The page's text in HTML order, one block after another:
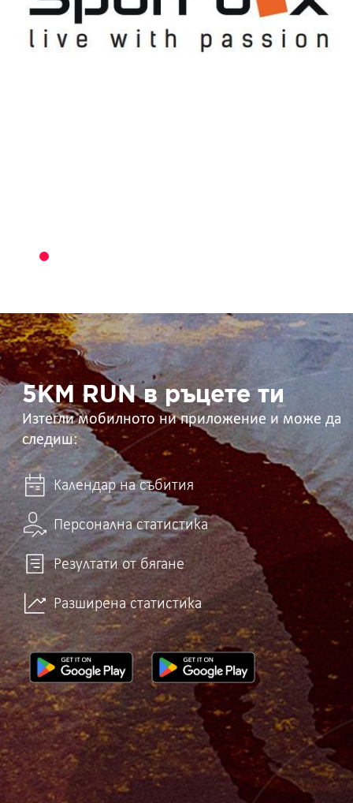
5KM
RUN
в
ръцете
ти 5KM RUN в ръцете ти
Изтегли мобилното ни приложение и може да
следиш:
Календар на събития
Персонална статистика
Резултати от бягане
Разширена статистика